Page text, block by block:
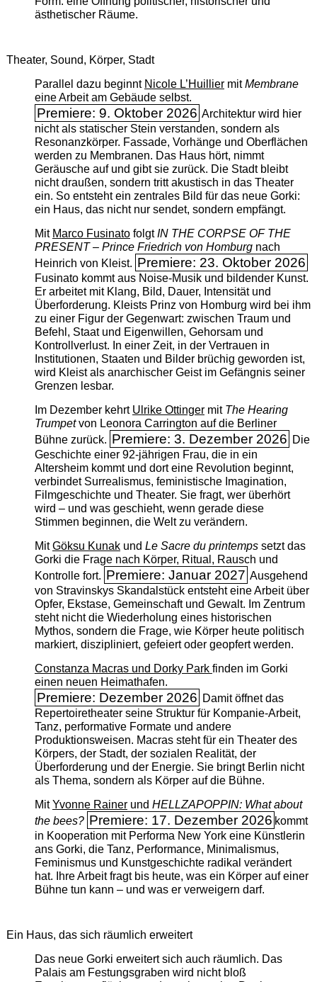
ästhetischer Räume.
Theater, Sound, Körper, Stadt
Parallel dazu beginnt Nicole L’Huilliermit ­Membrane
eine Arbeit am Gebäude selbst.
Premiere: 9. Oktober 2026 Architektur wird hier
nicht als statischer Stein verstanden, sondern als
Resonanzkörper. Fassade, Vorhänge und Oberflächen
werden zu Membranen. Das Haus hört, nimmt
Geräusche auf und gibt sie zurück. Die Stadt bleibt
nicht draußen, sondern tritt akustisch in das Theater
ein. So entsteht ein zentrales Bild für das neue Gorki:
ein Haus, das nicht nur sendet, sondern empfängt.
Mit Marco FusinatofolgtIN THE CORPSE OF THE
PRESENT – Prince Friedrich von Homburgnach
Heinrich von Kleist. Premiere: 23. Oktober 2026
Fusinato kommt aus Noise-Musik und bildender Kunst.
Er arbeitet mit Klang, Bild, Dauer, Intensität und
Überforderung. Kleists Prinz von Homburg wird bei ihm
zu einer Figur der Gegenwart: zwischen Traum und
Befehl, Staat und Eigenwillen, Gehorsam und
Kontrollverlust. In einer Zeit, in der Vertrauen in
Institutionen, Staaten und Bilder brüchig geworden ist,
wird Kleist als anarchischer Geist im Gefängnis seiner
Grenzen lesbar.
Im Dezember kehrt Ulrike Ottingermit The ­Hearing
Trumpetvon Leonora Carrington auf die Berliner
Bühne zurück. Premiere: 3. Dezember 2026 Die
Geschichte einer 92-jährigen Frau, die in ein
Altersheim kommt und dort eine Revolution beginnt,
verbindet Surrealismus, feministische Imagination,
Filmgeschichte und Theater. Sie fragt, wer überhört
wird – und was geschieht, wenn gerade diese
Stimmen beginnen, die Welt zu verändern.
MitGöksu Kunakund Le Sacre du printempssetzt das
Gorki die Frage nach Körper, Ritual, Rausch und
Kontrolle fort. Premiere: Januar 2027 Ausgehend
von Stravinskys Skandalstück entsteht eine Arbeit über
Opfer, Ekstase, Gemeinschaft und Gewalt. Im Zentrum
steht nicht die Wiederholung eines historischen
Mythos, sondern die Frage, wie Körper heute politisch
markiert, diszipliniert, gefeiert oder geopfert werden.
Constanza Macras und Dorky Park finden im Gorki
einen neuen Heimathafen.
Premiere: Dezember 2026 Damit öffnet das
Repertoiretheater seine Struktur für Kompanie-Arbeit,
Tanz, performative Formate und andere
Produktionsweisen. Macras steht für ein Theater des
Körpers, der Stadt, der sozialen Realität, der
Überforderung und der Energie. Sie bringt Berlin nicht
als Thema, sondern als Körper auf die Bühne.
MitYvonne Rainerund HELLZAPOPPIN: What about
the bees? Premiere: 17. Dezember 2026 kommt
in Kooperation mit Performa New York eine Künstlerin
ans Gorki, die Tanz, Performance, Minimalismus,
Feminismus und Kunstgeschichte radikal verändert
hat. Ihre Arbeit fragt bis heute, was ein Körper auf einer
Bühne tun kann – und was er verweigern darf.
Ein Haus, das sich räumlich erweitert
Das neue Gorki erweitert sich auch räumlich. Das
Palais am Festungsgraben wird nicht bloß